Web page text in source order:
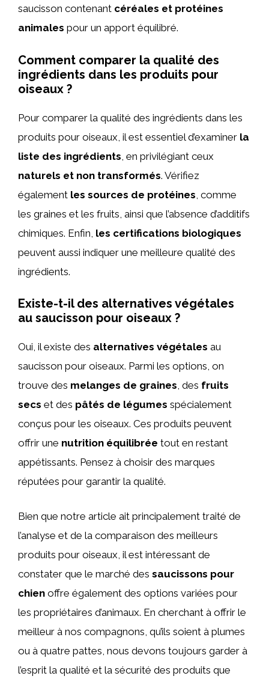
saucisson contenant céréales et protéines
animales pour un apport équilibré.
Comment comparer la qualité des
ingrédients dans les produits pour
oiseaux ?
Pour comparer la qualité des ingrédients dans les
produits pour oiseaux, il est essentiel d’examiner la
liste des ingrédients , en privilégiant ceux
naturels et non transformés. Vérifiez
également les sources de protéines , comme
les graines et les fruits, ainsi que l’absence d’additifs
chimiques. Enfin, les certifications biologiques
peuvent aussi indiquer une meilleure qualité des
ingrédients.
Existe-t-il des alternatives végétales
au saucisson pour oiseaux ?
Oui, il existe des alternatives végétales au
saucisson pour oiseaux. Parmi les options, on
trouve des melanges de graines, des fruits
secs et des pâtés de légumes spécialement
conçus pour les oiseaux. Ces produits peuvent
offrir une nutrition équilibrée tout en restant
appétissants. Pensez à choisir des marques
réputées pour garantir la qualité.
Bien que notre article ait principalement traité de
l’analyse et de la comparaison des meilleurs
produits pour oiseaux, il est intéressant de
constater que le marché des saucissons pour
chien offre également des options variées pour
les propriétaires d’animaux. En cherchant à offrir le
meilleur à nos compagnons, qu’ils soient à plumes
ou à quatre pattes, nous devons toujours garder à
l’esprit la qualité et la sécurité des produits que